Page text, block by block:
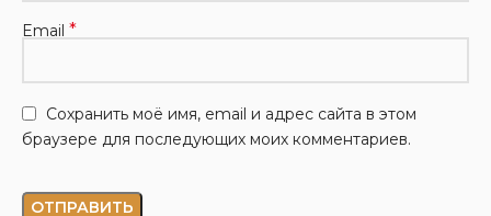
Email *
Сохранить моё имя, email и адрес сайта в этом
браузере для последующих моих комментариев.